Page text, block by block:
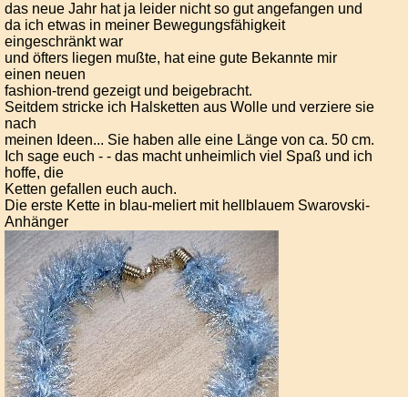
das neue Jahr hat ja leider nicht so gut angefangen und
da ich etwas in meiner Bewegungsfähigkeit
eingeschränkt war
und öfters liegen mußte, hat eine gute Bekannte mir
einen neuen
fashion-trend gezeigt und beigebracht.
Seitdem stricke ich Halsketten aus Wolle und verziere sie
nach
meinen Ideen... Sie haben alle eine Länge von ca. 50 cm.
Ich sage euch - - das macht unheimlich viel Spaß und ich
hoffe, die
Ketten gefallen euch auch.
Die erste Kette in blau-meliert mit hellblauem Swarovski-
Anhänger